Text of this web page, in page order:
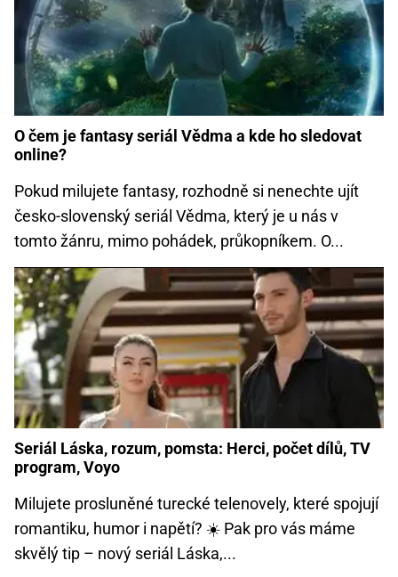
O čem je fantasy seriál Vědma a kde ho sledovat
online?
Pokud milujete fantasy, rozhodně si nenechte ujít
česko-slovenský seriál Vědma, který je u nás v
tomto žánru, mimo pohádek, průkopníkem. O...
Seriál Láska, rozum, pomsta: Herci, počet dílů, TV
program, Voyo
Milujete prosluněné turecké telenovely, které spojují
romantiku, humor i napětí? ☀️ Pak pro vás máme
skvělý tip –⁠ nový seriál Láska,...